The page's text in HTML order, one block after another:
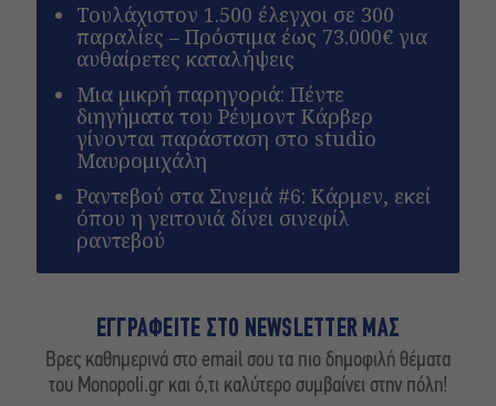
Τουλάχιστον 1.500 έλεγχοι σε 300
παραλίες – Πρόστιμα έως 73.000€ για
αυθαίρετες καταλήψεις
Μια μικρή παρηγοριά: Πέντε
διηγήματα του Ρέυμοντ Κάρβερ
γίνονται παράσταση στο studio
Μαυρομιχάλη
Ραντεβού στα Σινεμά #6: Κάρμεν, εκεί
όπου η γειτονιά δίνει σινεφίλ
ραντεβού
ΕΓΓΡΑΦΕΙΤΕ ΣΤΟ NEWSLETTER ΜΑΣ
Βρες καθημερινά στο email σου τα πιο δημοφιλή θέματα
του Monopoli.gr και ό,τι καλύτερο συμβαίνει στην πόλη!